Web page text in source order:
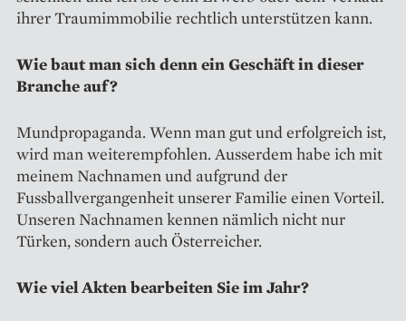
ihrer Traumimmobilie rechtlich unterstützen kann.
Wie baut man sich denn ein Geschäft in dieser
Branche auf?
Mundpropaganda. Wenn man gut und erfolgreich ist,
wird man weiterempfohlen. Ausserdem habe ich mit
meinem Nachnamen und aufgrund der
Fussballvergangenheit unserer Familie einen Vorteil.
Unseren Nachnamen kennen nämlich nicht nur
Türken, sondern auch Österreicher.
Wie viel Akten bearbeiten Sie im Jahr?